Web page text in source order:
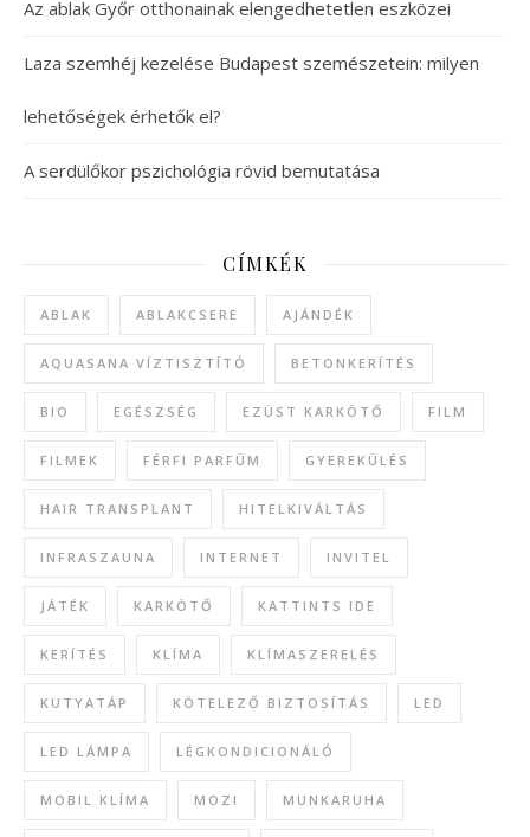
Az ablak Győr otthonainak elengedhetetlen eszközei
Laza szemhéj kezelése Budapest szemészetein: milyen
lehetőségek érhetők el?
A serdülőkor pszichológia rövid bemutatása
CÍMKÉK
ABLAK ABLAKCSERE AJÁNDÉK
AQUASANA VÍZTISZTÍTÓ BETONKERÍTÉS
BIO EGÉSZSÉG EZÜST KARKÖTŐ FILM
FILMEK FÉRFI PARFÜM GYEREKÜLÉS
HAIR TRANSPLANT HITELKIVÁLTÁS
INFRASZAUNA INTERNET INVITEL
JÁTÉK KARKÖTŐ KATTINTS IDE
KERÍTÉS KLÍMA KLÍMASZERELÉS
KUTYATÁP KÖTELEZŐ BIZTOSÍTÁS LED
LED LÁMPA LÉGKONDICIONÁLÓ
MOBIL KLÍMA MOZI MUNKARUHA